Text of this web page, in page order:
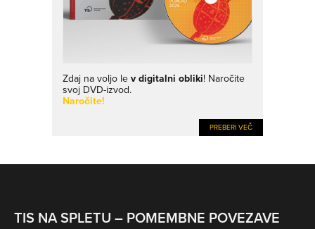
Zdaj na voljo lev digitalni obliki! Naročite
svoj DVD-izvod.
Naročite!
PREBERI VEČ
TIS NA SPLETU – POMEMBNE POVEZAVE